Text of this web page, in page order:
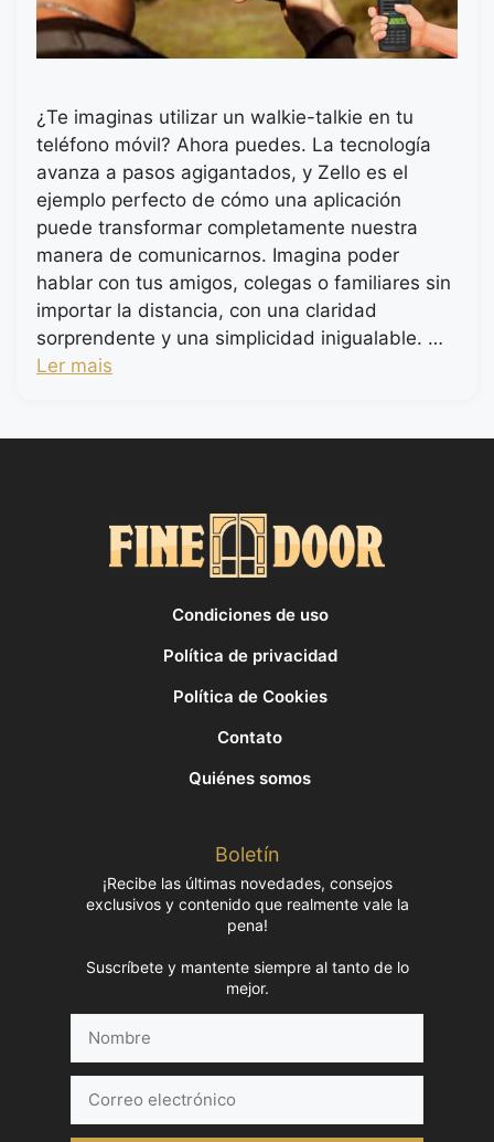
¿Te imaginas utilizar un walkie-talkie en tu
teléfono móvil? Ahora puedes. La tecnología
avanza a pasos agigantados, y Zello es el
ejemplo perfecto de cómo una aplicación
puede transformar completamente nuestra
manera de comunicarnos. Imagina poder
hablar con tus amigos, colegas o familiares sin
importar la distancia, con una claridad
sorprendente y una simplicidad inigualable. …
Ler mais
Condiciones de uso
Política de privacidad
Política de Cookies
Contato
Quiénes somos
Boletín
¡Recibe las últimas novedades, consejos
exclusivos y contenido que realmente vale la
pena!
Suscríbete y mantente siempre al tanto de lo
mejor.
electrónico